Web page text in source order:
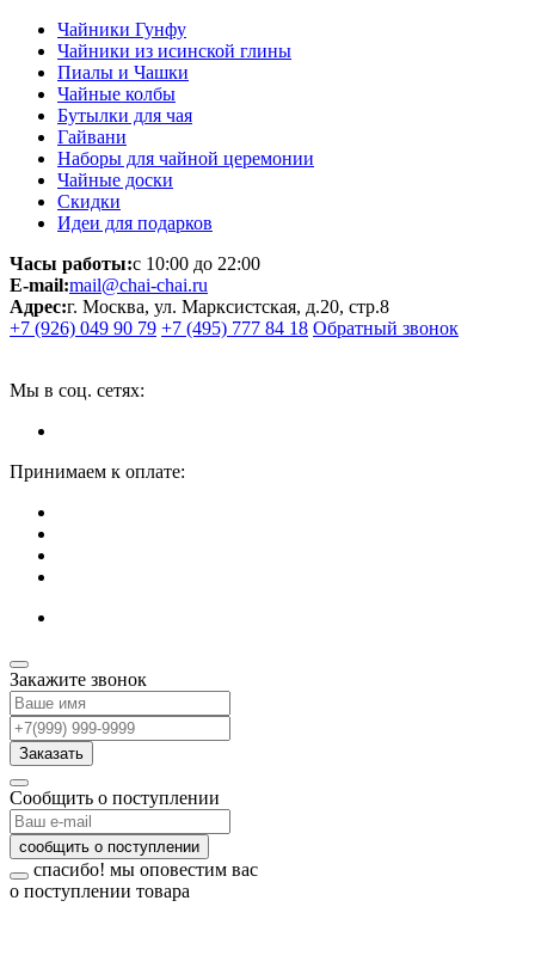
Чайники Гунфу
Чайники из исинской глины
Пиалы и Чашки
Чайные колбы
Бутылки для чая
Гайвани
Наборы для чайной церемонии
Чайные доски
Скидки
Идеи для подарков
Часы работы:с 10:00 до 22:00
E-mail:mail@chai-chai.ru
Адрес:г. Москва, ул. Марксистская, д.20, стр.8
+7 (926) 049 90 79 +7 (495) 777 84 18 Обратный звонок
Мы в соц. сетях:
Принимаем к оплате:
Закажите звонок
Заказать
Сообщить о поступлении
сообщить о поступлении
спасибо! мы оповестим вас
о поступлении товара